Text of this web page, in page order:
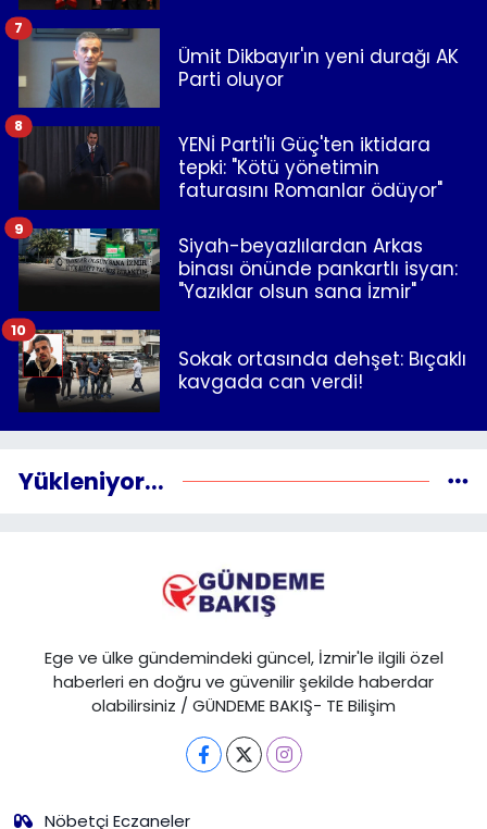
Ümit Dikbayır'ın yeni durağı AK
Parti oluyor
7
YENİ Parti'li Güç'ten iktidara
tepki: "Kötü yönetimin
faturasını Romanlar ödüyor"
8
Siyah-beyazlılardan Arkas
binası önünde pankartlı isyan:
"Yazıklar olsun sana İzmir"
9
Sokak ortasında dehşet: Bıçaklı
kavgada can verdi!
10
Yükleniyor...
Ege ve ülke gündemindeki güncel, İzmir'le ilgili özel
haberleri en doğru ve güvenilir şekilde haberdar
olabilirsiniz / GÜNDEME BAKIŞ- TE Bilişim
Nöbetçi Eczaneler